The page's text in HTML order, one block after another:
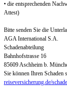
• die entsprechenden
Attest)
Bitte senden Sie die
AGA International S.A.
Schadenabteilung
Bahnhofstrasse 16
85609 Aschheim b.
Sie können Ihren Schaden
reiseversicherung.de/